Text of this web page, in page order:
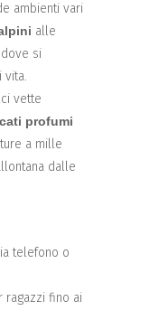
ambienti vari
alle
dove si
vita.
vette
profumi
a mille
dalle
telefono o
ragazzi fino ai